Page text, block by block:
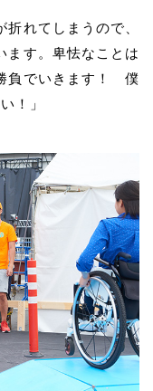
折れてしまうので、
ます。卑怯なことは
負でいきます！ 僕
！」